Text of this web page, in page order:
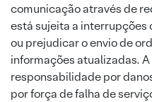
comunicação através de
está sujeita a interrupções
ou prejudicar o envio de
informações atualizadas.
responsabilidade por
por força de falha de